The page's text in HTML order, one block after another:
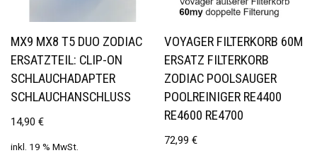
MX9 MX8 T5 DUO ZODIAC
ERSATZTEIL: CLIP-ON
SCHLAUCHADAPTER
SCHLAUCHANSCHLUSS
14,90 €
inkl. 19 % MwSt.
VOYAGER FILTERKORB 60Μ
ERSATZ FILTERKORB
ZODIAC POOLSAUGER
POOLREINIGER RE4400
RE4600 RE4700
72,99€